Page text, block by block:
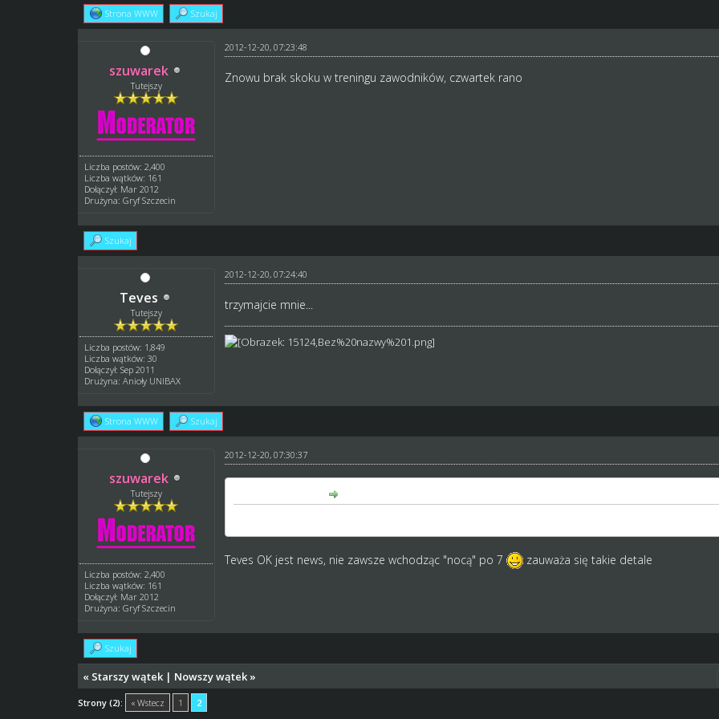
Strona WWW Szukaj
szuwarek
Tutejszy
Liczba postów: 2,400
Liczba wątków: 161
Dołączył: Mar 2012
Drużyna: Gryf Szczecin
2012-12-20, 07:23:48
Znowu brak skoku w treningu zawodników, czwartek rano
Szukaj
Teves
Tutejszy
Liczba postów: 1,849
Liczba wątków: 30
Dołączył: Sep 2011
Drużyna: Anioły UNIBAX
2012-12-20, 07:24:40
trzymajcie mnie...
Strona WWW Szukaj
szuwarek
Tutejszy
Liczba postów: 2,400
Liczba wątków: 161
Dołączył: Mar 2012
Drużyna: Gryf Szczecin
2012-12-20, 07:30:37
Teves OK jest news, nie zawsze wchodząc "nocą" po 7 zauważa się takie detale
Szukaj
« Starszy wątek | Nowszy wątek »
Strony (2): « Wstecz 1 2